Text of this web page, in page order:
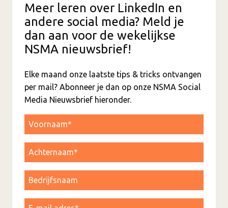
Meer leren over LinkedIn en
andere social media? Meld je
dan aan voor de wekelijkse
NSMA nieuwsbrief!
Elke maand onze laatste tips & tricks ontvangen
per mail? Abonneer je dan op onze NSMA Social
Media Nieuwsbrief hieronder.